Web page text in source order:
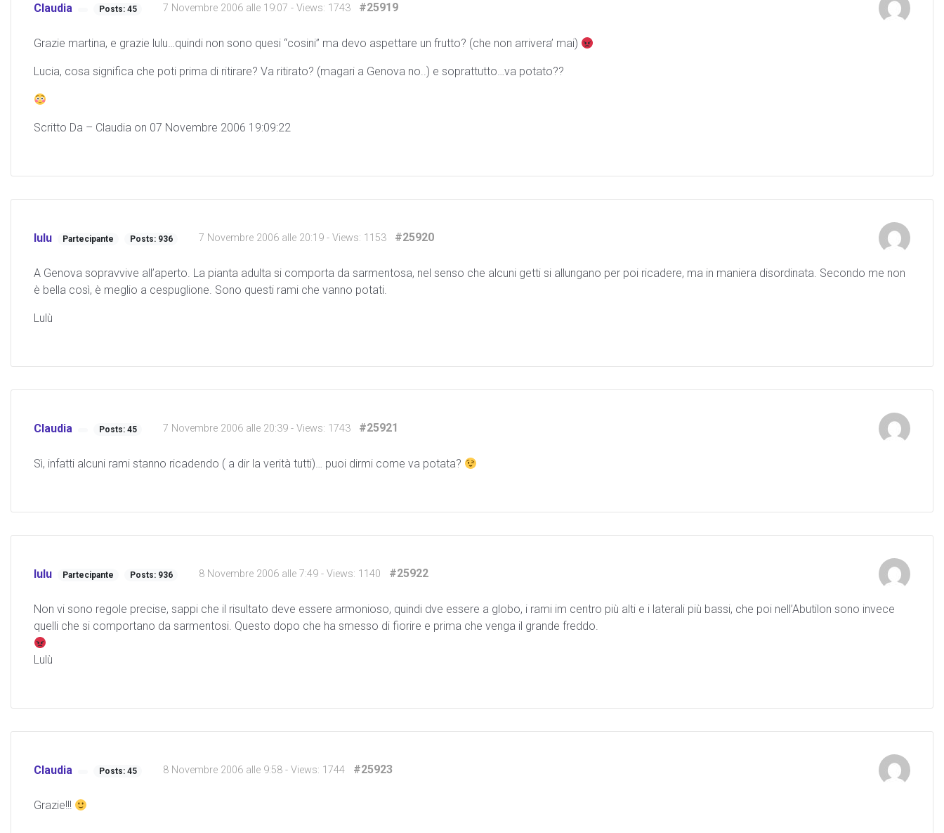
Claudia Posts: 45 7 Novembre 2006 alle 19:07 - Views: 1743 #25919
Grazie martina, e grazie lulu…quindi non sono quesi “cosini” ma devo aspettare un frutto? (che non arrivera’ mai)
Lucia, cosa significa che poti prima di ritirare? Va ritirato? (magari a Genova no..) e soprattutto…va potato??
Scritto Da – Claudia on 07 Novembre 2006 19:09:22
lulu Partecipante Posts: 936 7 Novembre 2006 alle 20:19- Views: 1153 #25920
A Genova sopravvive all’aperto. La pianta adulta si comporta da sarmentosa, nel senso che alcuni getti si allungano per poi ricadere, ma in maniera disordinata. Secondo me non
è bella così, è meglio a cespuglione. Sono questi rami che vanno potati.
Lulù
Claudia Posts: 45 7 Novembre 2006 alle 20:39- Views: 1743 #25921
Sì, infatti alcuni rami stanno ricadendo ( a dir la verità tutti)… puoi dirmi come va potata?
lulu Partecipante Posts: 936 8 Novembre 2006 alle 7:49- Views: 1140 #25922
Non vi sono regole precise, sappi che il risultato deve essere armonioso, quindi dve essere a globo, i rami im centro più alti e i laterali più bassi, che poi nell’Abutilon sono invece
quelli che si comportano da sarmentosi. Questo dopo che ha smesso di fiorire e prima che venga il grande freddo.
Lulù
Claudia Posts: 45 8 Novembre 2006 alle 9:58- Views: 1744 #25923
Grazie!!!